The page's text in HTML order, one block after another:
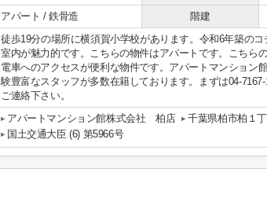
アパート / 鉄骨造 階建
徒歩19分の場所に横須賀小学校があります。令和6年築の
室内が魅力的です。こちらの物件はアパートです。こちら
電車へのアクセスが便利な物件です。アパートマンショ
験豊富なスタッフが多数在籍しております。まずは04-
ご連絡下さい。
アパートマンション館株式会社 柏店 千葉県柏市柏１
国土交通大臣 (6) 第5966号